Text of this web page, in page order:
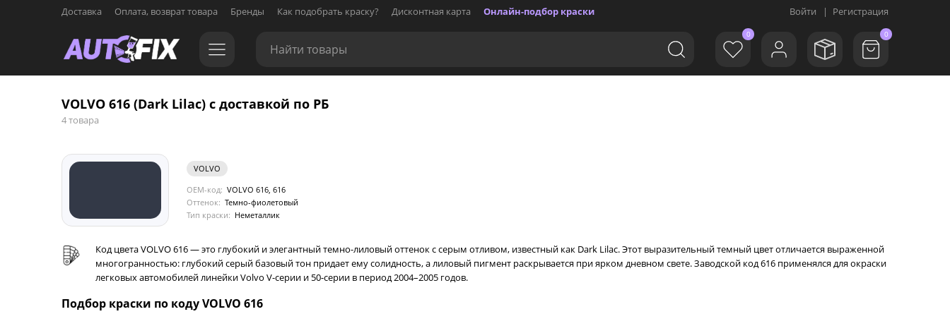
Доставка Оплата, возврат товара Бренды Как подобрать краску? Дисконтная карта Онлайн-подбор краски Войти | Регистрация
0 0
VOLVO 616 (Dark Lilac) с доставкой по РБ
4 товара
VOLVO
OEM-код: VOLVO 616, 616
Оттенок: Темно-фиолетовый
Тип краски: Неметаллик
Код цвета VOLVO 616 — это глубокий и элегантный темно-лиловый оттенок с серым отливом, известный как Dark Lilac. Этот выразительный темный цвет отличается выраженной
многогранностью: глубокий серый базовый тон придает ему солидность, а лиловый пигмент раскрывается при ярком дневном свете. Заводской код 616 применялся для окраски
легковых автомобилей линейки Volvo V-серии и 50-серии в период 2004–2005 годов.
Подбор краски по коду VOLVO 616